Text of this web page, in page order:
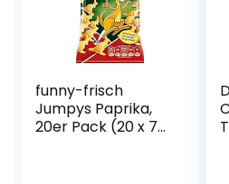
funny-frisch
Jumpys Paprika,
20er Pack (20 x 75